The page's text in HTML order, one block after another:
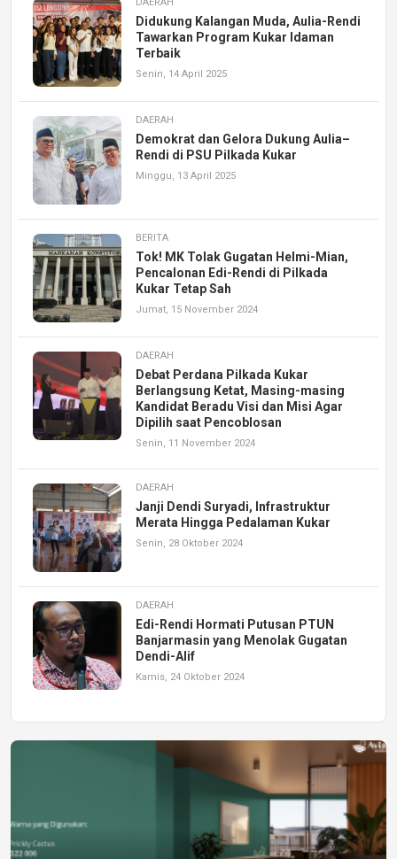
Didukung Kalangan Muda, Aulia-Rendi
Tawarkan Program Kukar Idaman
Terbaik
Senin, 14 April 2025
DAERAH
Demokrat dan Gelora Dukung Aulia–
Rendi di PSU Pilkada Kukar
Minggu, 13 April 2025
BERITA
Tok! MK Tolak Gugatan Helmi-Mian,
Pencalonan Edi-Rendi di Pilkada
Kukar Tetap Sah
Jumat, 15 November 2024
DAERAH
Debat Perdana Pilkada Kukar
Berlangsung Ketat, Masing-masing
Kandidat Beradu Visi dan Misi Agar
Dipilih saat Pencoblosan
Senin, 11 November 2024
DAERAH
Janji Dendi Suryadi, Infrastruktur
Merata Hingga Pedalaman Kukar
Senin, 28 Oktober 2024
DAERAH
Edi-Rendi Hormati Putusan PTUN
Banjarmasin yang Menolak Gugatan
Dendi-Alif
Kamis, 24 Oktober 2024